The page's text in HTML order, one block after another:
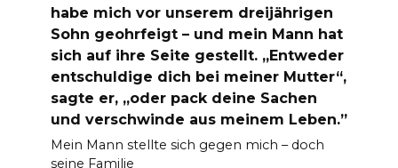
habe mich vor unserem dreijährigen
Sohn geohrfeigt – und mein Mann hat
sich auf ihre Seite gestellt. „Entweder
entschuldige dich bei meiner Mutter“,
sagte er, „oder pack deine Sachen
und verschwinde aus meinem Leben.”
Mein Mann stellte sich gegen mich – doch
seine Familie